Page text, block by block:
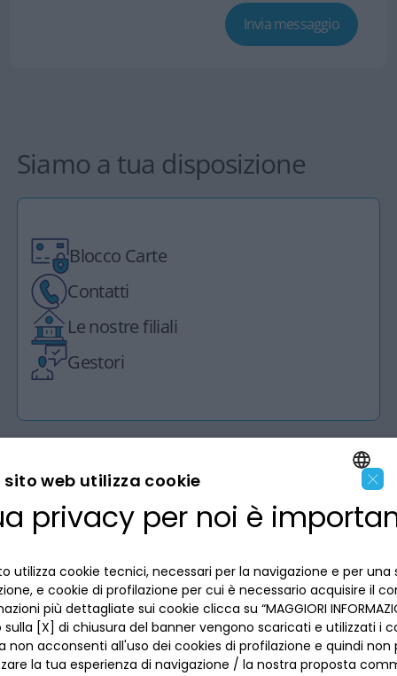
Siamo a tua disposizione
Blocco Carte
Contatti
Le nostre filiali
Gestori
LA BANCA
Dove siamo
Lavora con noi
INFORMAZIONI PER IL CLIENTE
Privacy
La tua scelta sui cookies
ACCESSIBILITÀ E APP
SEGUICI SUI SOCIAL
ENGLISH
×
sito web utilizza cookie
privacy per noi è
utilizza cookie tecnici, necessari per la navigazione e per una
e cookie di profilazione per cui è necessario acquisire il
più dettagliate sui cookie clicca su “MAGGIORI
[X] di chiusura del banner vengono scaricati e utilizzati i
non acconsenti all'uso dei cookies di profilazione e quindi non
la tua esperienza di navigazione / la nostra proposta